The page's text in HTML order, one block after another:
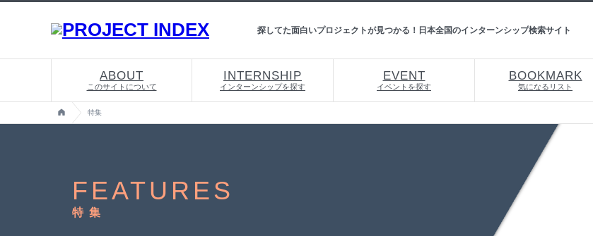
探してた面白いプロジェクトが見つかる！日本全国のインターンシップ検索サイト
ABOUT
このサイトについて
INTERNSHIP
インターンシップを探す
EVENT
イベントを探す
BOOKMARK
気になるリスト
特集
FEATURES
特 集